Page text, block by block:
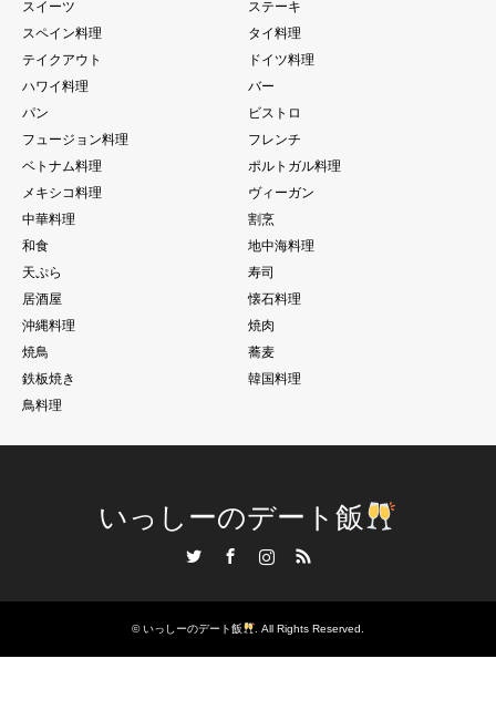
スイーツ
ステーキ
スペイン料理
タイ料理
テイクアウト
ドイツ料理
ハワイ料理
バー
パン
ビストロ
フュージョン料理
フレンチ
ベトナム料理
ポルトガル料理
メキシコ料理
ヴィーガン
中華料理
割烹
和食
地中海料理
天ぷら
寿司
居酒屋
懐石料理
沖縄料理
焼肉
焼鳥
蕎麦
鉄板焼き
韓国料理
鳥料理
いっしーのデート飯
RSS
©いっしーのデート飯 . All Rights Reserved.